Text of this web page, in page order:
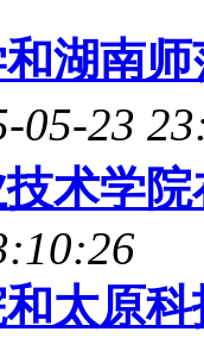
湖南
05-23
术学
太原